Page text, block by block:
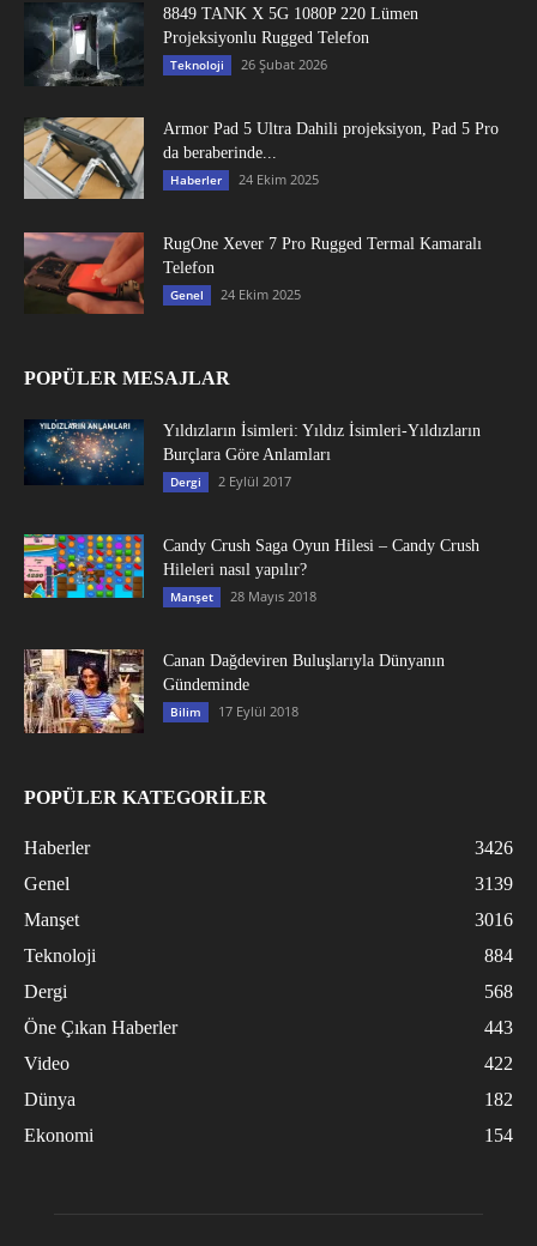
8849 TANK X 5G 1080P 220 Lümen
Projeksiyonlu Rugged Telefon
Teknoloji 26 Şubat 2026
Armor Pad 5 Ultra Dahili projeksiyon, Pad 5 Pro
da beraberinde...
Haberler 24 Ekim 2025
RugOne Xever 7 Pro Rugged Termal Kamaralı
Telefon
Genel 24 Ekim 2025
POPÜLER MESAJLAR
Yıldızların İsimleri: Yıldız İsimleri-Yıldızların
Burçlara Göre Anlamları
Dergi 2 Eylül 2017
Candy Crush Saga Oyun Hilesi – Candy Crush
Hileleri nasıl yapılır?
Manşet 28 Mayıs 2018
Canan Dağdeviren Buluşlarıyla Dünyanın
Gündeminde
Bilim 17 Eylül 2018
POPÜLER KATEGORİLER
Haberler
3426
Genel
3139
Manşet
3016
Teknoloji
884
Dergi
568
Öne Çıkan Haberler
443
Video
422
Dünya
182
Ekonomi
154